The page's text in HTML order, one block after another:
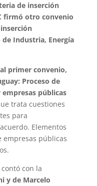
de inserción
firmó otro convenio
Industria, Energía
primer convenio,
Proceso de
públicas
trata cuestiones
para
Elementos
empresas públicas
con la
y de Marcelo